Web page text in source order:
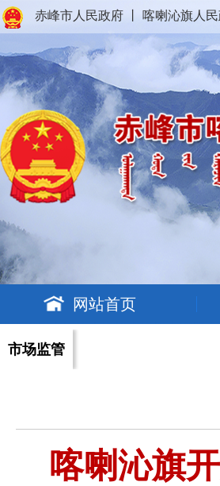
赤峰市人民政府 喀喇沁旗人
网站首页
市场监管
喀喇沁旗